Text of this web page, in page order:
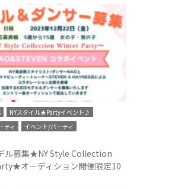
NYスタイル★Partyイベント♪
ティ
イベント/パーティ
ル募集★NY Style Collection
オーディション開催限定10